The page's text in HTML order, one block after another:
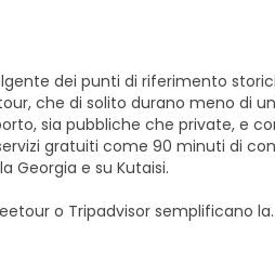
dei punti di riferimento
che di solito durano meno di
sia pubbliche che private, e
gratuiti come 90 minuti di
Georgia e su Kutaisi.
o Tripadvisor semplificano la
alternativi sono